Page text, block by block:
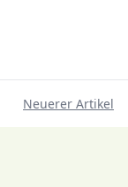
Neuerer Artikel